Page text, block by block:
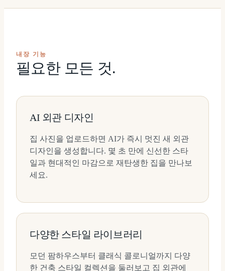
내장 기능
필요한 모든 것.
AI 외관 디자인
집 사진을 업로드하면 AI가 즉시 멋진 새 외관
디자인을 생성합니다. 몇 초 만에 신선한 스타
일과 현대적인 마감으로 재탄생한 집을 만나보
세요.
다양한 스타일 라이브러리
모던 팜하우스부터 클래식 콜로니얼까지 다양
한 건축 스타일 컬렉션을 둘러보고 집 외관에